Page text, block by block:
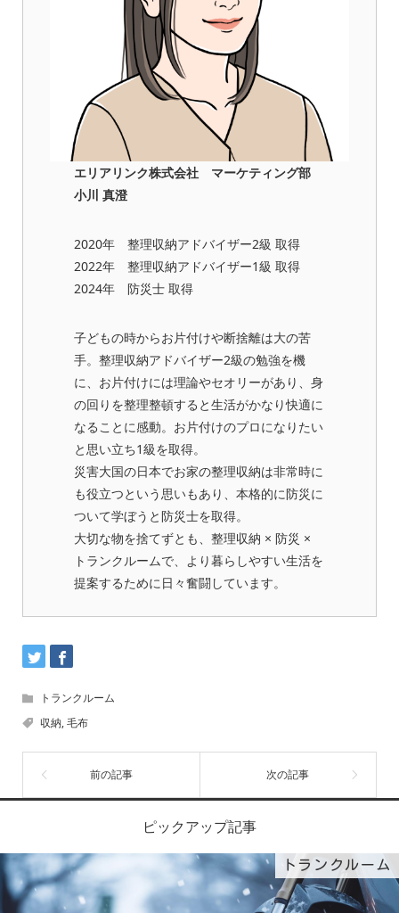
エリアリンク株式会社 マーケティング部
小川 真澄
2020年 整理収納アドバイザー2級 取得
2022年 整理収納アドバイザー1級 取得
2024年 防災士 取得
子どもの時からお片付けや断捨離は大の苦
手。整理収納アドバイザー2級の勉強を機
に、お片付けには理論やセオリーがあり、身
の回りを整理整頓すると生活がかなり快適に
なることに感動。お片付けのプロになりたい
と思い立ち1級を取得。
災害大国の日本でお家の整理収納は非常時に
も役立つという思いもあり、本格的に防災に
ついて学ぼうと防災士を取得。
大切な物を捨てずとも、整理収納 × 防災 ×
トランクルームで、より暮らしやすい生活を
提案するために日々奮闘しています。
トランクルーム
収納,毛布
ピックアップ記事
トランクルーム